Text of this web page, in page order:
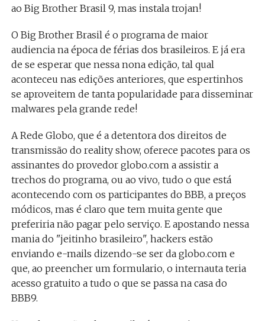
ao Big Brother Brasil 9, mas instala trojan!
O Big Brother Brasil é o programa de maior
audiencia na época de férias dos brasileiros. E já era
de se esperar que nessa nona edição, tal qual
aconteceu nas edições anteriores, que espertinhos
se aproveitem de tanta popularidade para disseminar
malwares pela grande rede!
A Rede Globo, que é a detentora dos direitos de
transmissão do reality show, oferece pacotes para os
assinantes do provedor globo.com a assistir a
trechos do programa, ou ao vivo, tudo o que está
acontecendo com os participantes do BBB, a preços
módicos, mas é claro que tem muita gente que
preferiria não pagar pelo serviço. E apostando nessa
mania do "jeitinho brasileiro", hackers estão
enviando e-mails dizendo-se ser da globo.com e
que, ao preencher um formulario, o internauta teria
acesso gratuito a tudo o que se passa na casa do
BBB9.